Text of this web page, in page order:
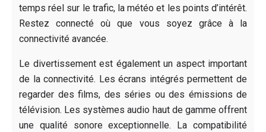
temps réel sur le trafic, la météo et les points d’intérêt.
Restez connecté où que vous soyez grâce à la
connectivité avancée.
Le divertissement est également un aspect important
de la connectivité. Les écrans intégrés permettent de
regarder des films, des séries ou des émissions de
télévision. Les systèmes audio haut de gamme offrent
une qualité sonore exceptionnelle. La compatibilité